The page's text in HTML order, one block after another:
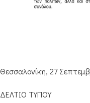
Θεσσαλονίκη, 27
ΔΕΛΤΙΟ ΤΥΠΟΥ